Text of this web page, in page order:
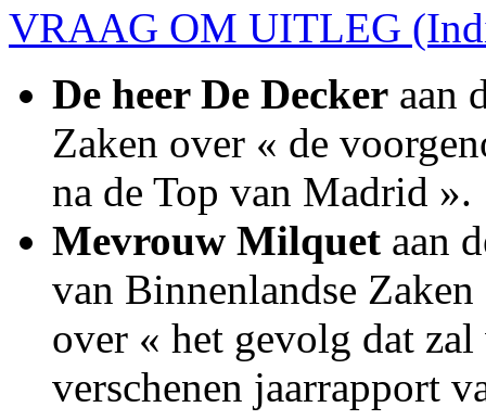
VRAAG OM UITLEG
De heer De Decker aan
Zaken over « de
na de Top van Madrid ».
Mevrouw Milquet aan
van Binnenlandse
over « het gevolg dat
verschenen jaarrapport